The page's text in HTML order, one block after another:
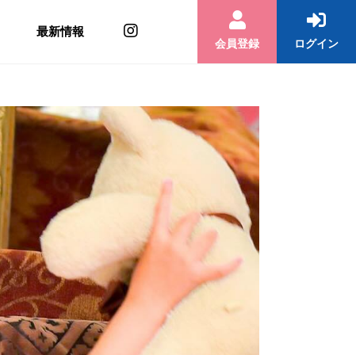
最新情報
会員登録 ログイン